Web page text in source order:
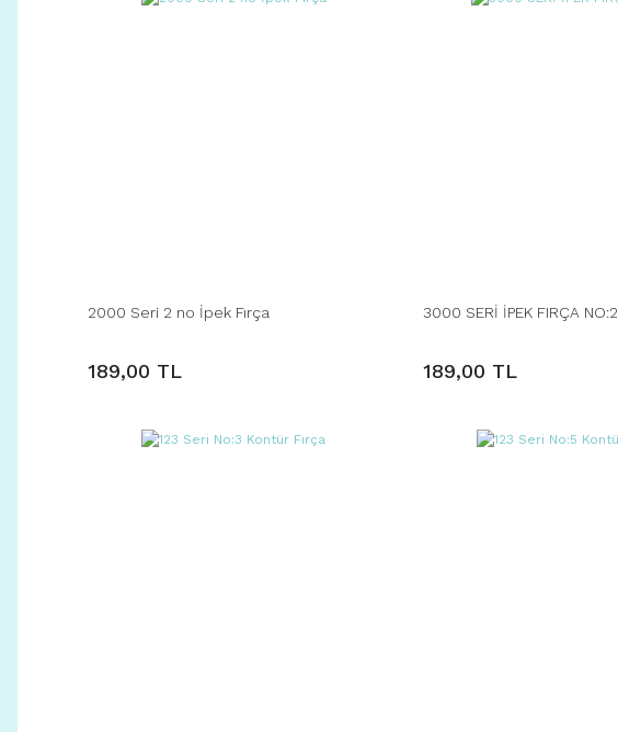
2000 Seri 2 no İpek Fırça
189,00 TL
3000 SERİ İPEK FIRÇA NO:2
189,00 TL